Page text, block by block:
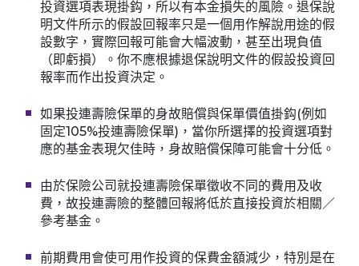
投資選項表現掛鈎，所以有本金損失的風險。退保說
明文件所示的假設回報率只是一個用作解說用途的假
設數字，實際回報可能會大幅波動，甚至出現負值
（即虧損）。你不應根據退保說明文件的假設投資回
報率而作出投資決定。
如果投連壽險保單的身故賠償與保單價值掛鈎(例如
固定105%投連壽險保單)，當你所選擇的投資選項對
應的基金表現欠佳時，身故賠償保障可能會十分低。
由於保險公司就投連壽險保單徵收不同的費用及收
費，故投連壽險的整體回報將低於直接投資於相關／
參考基金。
前期費用會使可用作投資的保費金額減少，特別是在